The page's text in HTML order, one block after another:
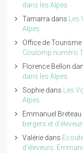
dans les Alpes
Tamarra dans
Alpes
Office de Tourisme
Coulomp numéro
Florence Bellon
dans les Alpes
Sophie dans
Les
Alpes
Emmanuel Breteau
bergers et
Valérie dans
d'éleveurs.